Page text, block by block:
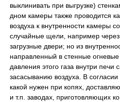
выклинивать при выгрузке)
дном камеры также проводится
воздуха к внутренности камеры
случайные щели, например
загрузные двери; но из
направленный в стенные
давления этого газа внутри печи
засасыванию воздуха. В
какой нужен при копях,
и т.п. заводах, приготовляющих